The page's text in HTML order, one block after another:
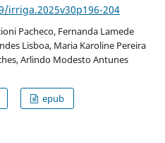
irriga.2025v30p196-204
Pacheco, Fernanda Lamede
Lisboa, Maria Karoline Pereira
Arlindo Modesto Antunes
epub